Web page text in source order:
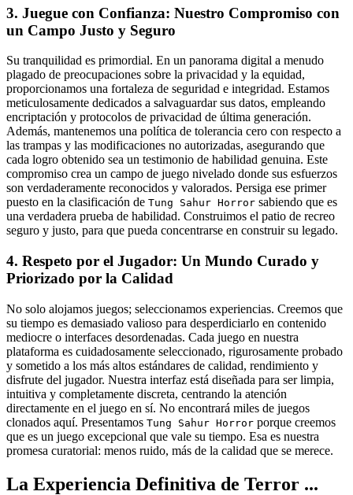
3. Juegue con Confianza: Nuestro Compromiso con
un Campo Justo y Seguro
Su tranquilidad es primordial. En un panorama digital a menudo
plagado de preocupaciones sobre la privacidad y la equidad,
proporcionamos una fortaleza de seguridad e integridad. Estamos
meticulosamente dedicados a salvaguardar sus datos, empleando
encriptación y protocolos de privacidad de última generación.
Además, mantenemos una política de tolerancia cero con respecto a
las trampas y las modificaciones no autorizadas, asegurando que
cada logro obtenido sea un testimonio de habilidad genuina. Este
compromiso crea un campo de juego nivelado donde sus esfuerzos
son verdaderamente reconocidos y valorados. Persiga ese primer
puesto en la clasificación de Tung Sahur Horror sabiendo que es
una verdadera prueba de habilidad. Construimos el patio de recreo
seguro y justo, para que pueda concentrarse en construir su legado.
4. Respeto por el Jugador: Un Mundo Curado y
Priorizado por la Calidad
No solo alojamos juegos; seleccionamos experiencias. Creemos que
su tiempo es demasiado valioso para desperdiciarlo en contenido
mediocre o interfaces desordenadas. Cada juego en nuestra
plataforma es cuidadosamente seleccionado, rigurosamente probado
y sometido a los más altos estándares de calidad, rendimiento y
disfrute del jugador. Nuestra interfaz está diseñada para ser limpia,
intuitiva y completamente discreta, centrando la atención
directamente en el juego en sí. No encontrará miles de juegos
clonados aquí. Presentamos Tung Sahur Horror porque creemos
que es un juego excepcional que vale su tiempo. Esa es nuestra
promesa curatorial: menos ruido, más de la calidad que se merece.
La Experiencia Definitiva de Terror ...